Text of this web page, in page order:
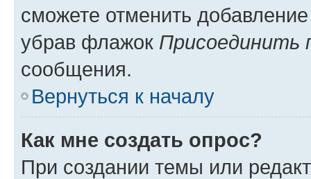
сможете отменить
убрав флажок Присоединить
сообщения.
Вернуться к началу
Как мне создать опрос?
При создании темы или